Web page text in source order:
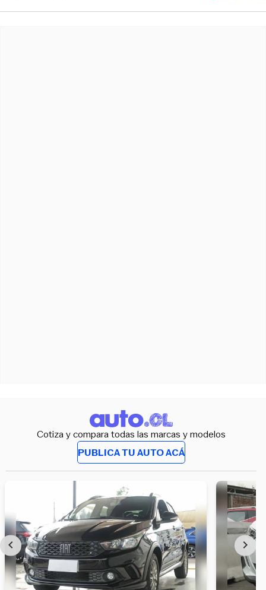
Cotiza y compara todas las marcas y modelos
PUBLICA TU AUTO ACÁ